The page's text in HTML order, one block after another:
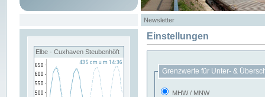
Newsletter
Elbe - Cuxhaven Steubenhöft
Einstellungen
Grenzwerte für Unter- &
MHW / MNW